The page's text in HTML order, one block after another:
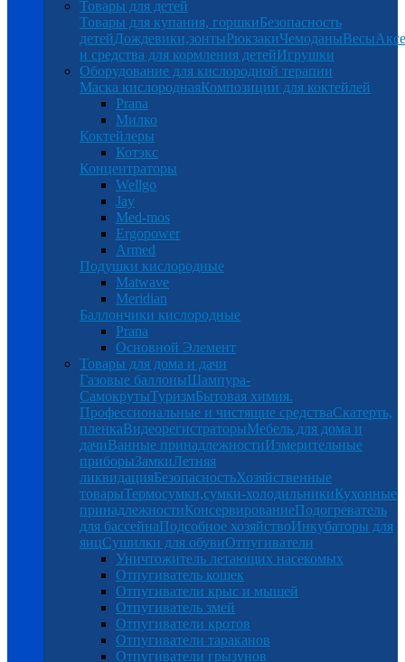
Товары для детей
Товары для купания, горшкиБезопасность
детейДождевики,зонтыРюкзакиЧемоданыВесы
и средства для кормления детейИгрушки
Оборудование для кислородной терапии
Маска кислороднаяКомпозиции для коктейлей
Prana
Милко
Коктейлеры
Котэкс
Концентраторы
Wellgo
Jay
Med-mos
Ergopower
Armed
Подушки кислородные
Matwave
Meridian
Баллончики кислородные
Prana
Основной Элемент
Товары для дома и дачи
Газовые баллоныШампура-
СамокрутыТуризмБытовая химия.
Профессиональные и чистящие средстваСкатерть,
пленкаВидеорегистраторыМебель для дома и
дачиВанные принадлежностиИзмерительные
приборыЗамкиЛетняя
ликвидацияБезопасностьХозяйственные
товарыТермосумки,сумки-холодильникиКухонные
принадлежностиКонсервированиеПодогреватель
для бассейнаПодсобное хозяйствоИнкубаторы для
яицСушилки для обувиОтпугиватели
Уничтожитель летающих насекомых
Отпугиватель кошек
Отпугиватели крыс и мышей
Отпугиватель змей
Отпугиватели кротов
Отпугиватели тараканов
Отпугиватели грызунов